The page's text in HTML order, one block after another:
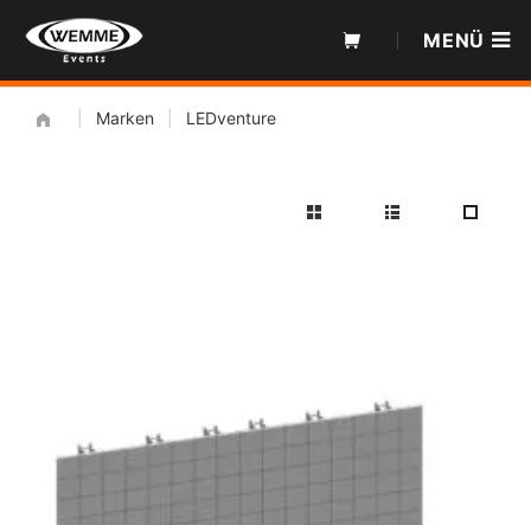
Inhalt
MENÜ
Marken LEDventure